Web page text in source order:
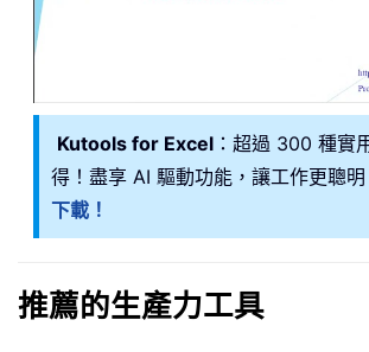
Kutools for Excel ：超過 300 種實
得！盡享 AI 驅動功能，讓工作更聰明
下載！
推薦的生產力工具